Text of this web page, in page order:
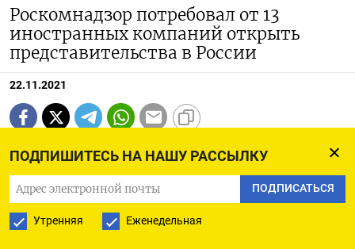
ПОДПИШИТЕСЬ НА НАШУ РАССЫЛКУ
ПОДПИСАТЬСЯ
Утренняя Еженедельная
Роскомнадзор потребовал от 13
иностранных компаний открыть
представительства в России
22.11.2021